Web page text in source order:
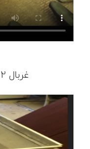
غربال 2 تن در ساعت دنا